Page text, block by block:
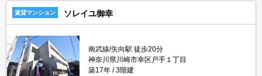
賃貸マンション ソレイユ御幸
南武線/矢向駅 徒歩20分
神奈川県川崎市幸区戸手１丁目
築17年
3階建